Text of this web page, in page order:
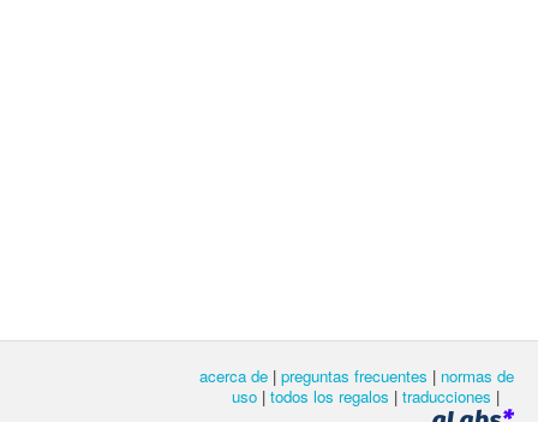
acerca de | preguntas frecuentes | normas de
uso | todos los regalos | traducciones |